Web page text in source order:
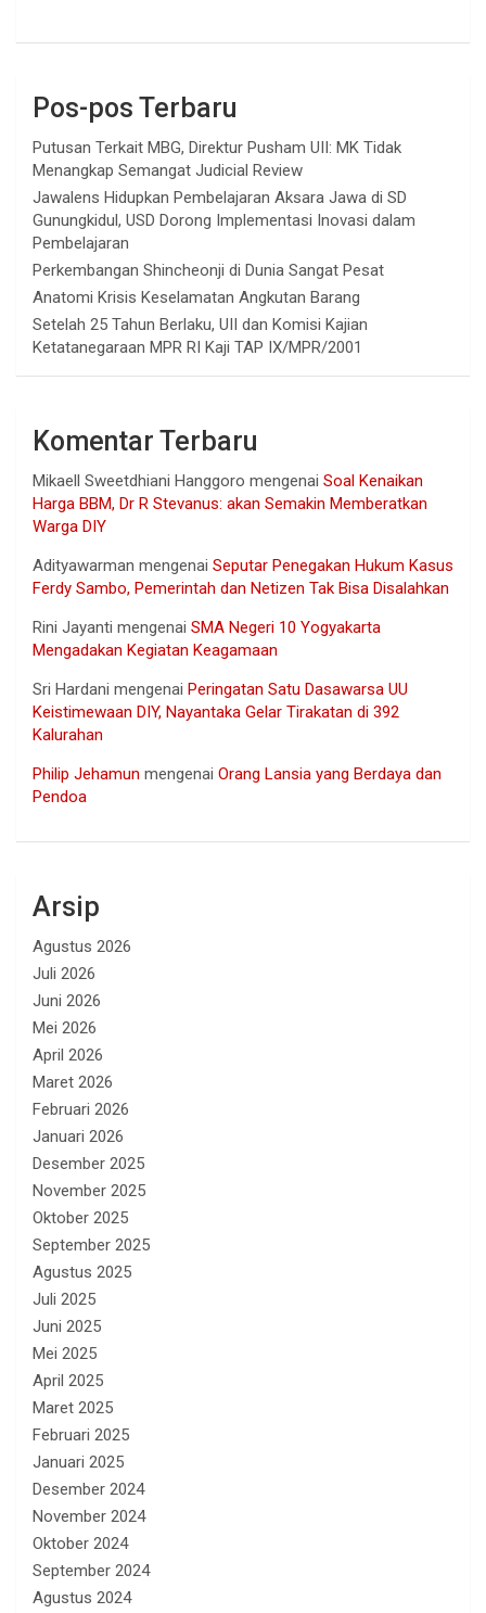
Pos-pos Terbaru
Putusan Terkait MBG, Direktur Pusham UII: MK Tidak
Menangkap Semangat Judicial Review
Jawalens Hidupkan Pembelajaran Aksara Jawa di SD
Gunungkidul, USD Dorong Implementasi Inovasi dalam
Pembelajaran
Perkembangan Shincheonji di Dunia Sangat Pesat
Anatomi Krisis Keselamatan Angkutan Barang
Setelah 25 Tahun Berlaku, UII dan Komisi Kajian
Ketatanegaraan MPR RI Kaji TAP IX/MPR/2001
Komentar Terbaru
Mikaell Sweetdhiani Hanggoro mengenai Soal Kenaikan
Harga BBM, Dr R Stevanus: akan Semakin Memberatkan
Warga DIY
Adityawarman mengenai Seputar Penegakan Hukum Kasus
Ferdy Sambo, Pemerintah dan Netizen Tak Bisa Disalahkan
Rini Jayanti mengenai SMA Negeri 10 Yogyakarta
Mengadakan Kegiatan Keagamaan
Sri Hardani mengenai Peringatan Satu Dasawarsa UU
Keistimewaan DIY, Nayantaka Gelar Tirakatan di 392
Kalurahan
Philip Jehamun mengenai Orang Lansia yang Berdaya dan
Pendoa
Arsip
Agustus 2026
Juli 2026
Juni 2026
Mei 2026
April 2026
Maret 2026
Februari 2026
Januari 2026
Desember 2025
November 2025
Oktober 2025
September 2025
Agustus 2025
Juli 2025
Juni 2025
Mei 2025
April 2025
Maret 2025
Februari 2025
Januari 2025
Desember 2024
November 2024
Oktober 2024
September 2024
Agustus 2024